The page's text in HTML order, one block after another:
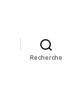
Recherche